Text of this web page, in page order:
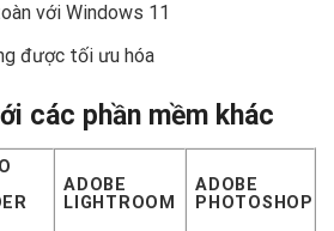
với Windows 11
được tối ưu hóa
các phần mềm khác
ADOBE
LIGHTROOM
ADOBE
PHOTOSHOP